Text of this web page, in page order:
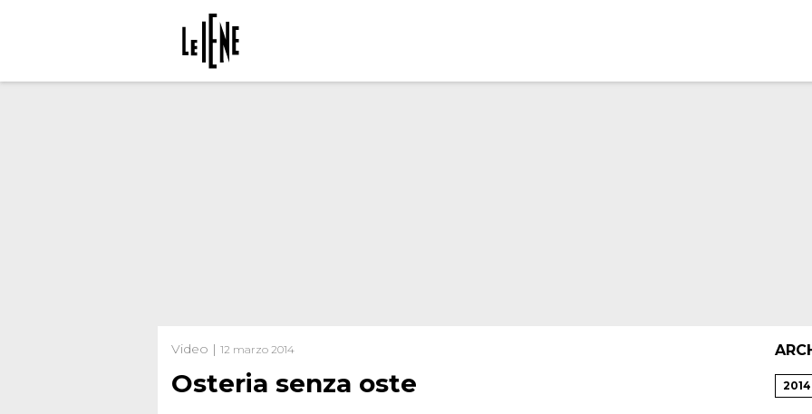
Video | 12 marzo 2014
Osteria senza oste 2014